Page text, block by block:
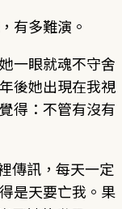
有多難演。
一眼就魂不守舍
後她出現在我視
得：不管有沒有
傳訊，每天一定
是天要亡我。果